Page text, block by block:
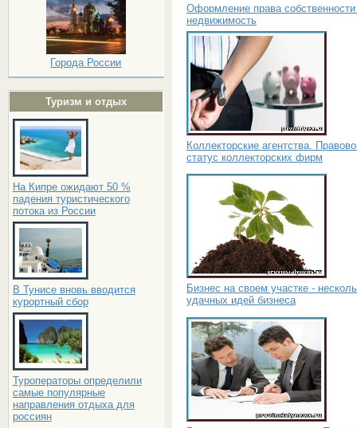
Города России
Туризм и отдых
На Кипре ожидают 50 %
падения туристического
потока из России
В Тунисе вновь вводится
курортный сбор
Туроператоры определили
самые популярные
направления отдыха для
россиян
Оформление права
недвижимость
Коллекторские агентства.
статус коллекторских фирм
Бизнес на своем участке -
удачных идей бизнеса